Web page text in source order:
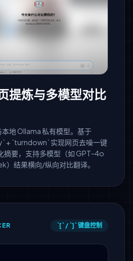
提炼与多模型对比
地 Ollama 私有模型。基于
+ `turndown` 实现网页去噪一键
摘要，支持多模型（如 GPT-4o
）结果横向/纵向对比翻译。
`[` / `]` 键盘控制